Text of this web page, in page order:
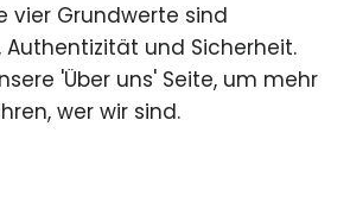
vier Grundwerte sind
Authentizität und Sicherheit.
'Über uns' Seite, um mehr
wer wir sind.